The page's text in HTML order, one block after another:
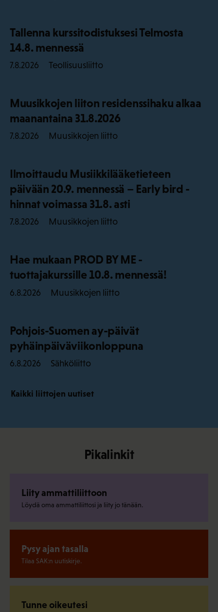
Tallenna kurssitodistuksesi Telmosta
14.8. mennessä
7.8.2026 Teollisuusliitto
Muusikkojen liiton residenssihaku alkaa
maanantaina 31.8.2026
7.8.2026 Muusikkojen liitto
Ilmoittaudu Musiikkilääketieteen
päivään 20.9. mennessä – Early bird -
hinnat voimassa 31.8. asti
7.8.2026 Muusikkojen liitto
Hae mukaan PROD BY ME -
tuottajakurssille 10.8. mennessä!
6.8.2026 Muusikkojen liitto
Pohjois-Suomen ay-päivät
pyhäinpäiväviikonloppuna
6.8.2026 Sähköliitto
Kaikki liittojen uutiset
Pikalinkit
Liity ammattiliittoon
Löydä oma ammattiliittosi ja liity jo tänään.
Pysy ajan tasalla
Tilaa SAK:n uutiskirje.
Tunne oikeutesi